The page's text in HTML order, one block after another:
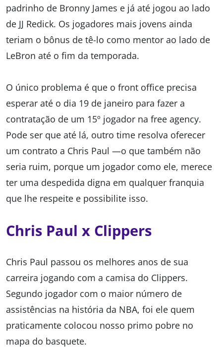
padrinho de Bronny James e já até jogou ao lado
de JJ Redick. Os jogadores mais jovens ainda
teriam o bônus de tê-lo como mentor ao lado de
LeBron até o fim da temporada.
O único problema é que o front office precisa
esperar até o dia 19 de janeiro para fazer a
contratação de um 15º jogador na free agency.
Pode ser que até lá, outro time resolva oferecer
um contrato a Chris Paul —o que também não
seria ruim, porque um jogador como ele, merece
ter uma despedida digna em qualquer franquia
que lhe respeite e possibilite isso.
Chris Paul x Clippers
Chris Paul passou os melhores anos de sua
carreira jogando com a camisa do Clippers.
Segundo jogador com o maior número de
assistências na história da NBA, foi ele quem
praticamente colocou nosso primo pobre no
mapa do basquete.